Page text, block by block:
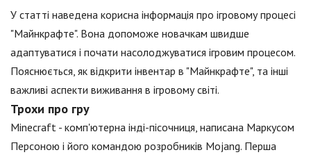
У статті наведена корисна інформація про ігровому процесі
"Майнкрафте". Вона допоможе новачкам швидше
адаптуватися і почати насолоджуватися ігровим процесом.
Пояснюється, як відкрити інвентар в "Майнкрафте", та інші
важливі аспекти виживання в ігровому світі.
Трохи про гру
Minecraft - комп'ютерна інді-пісочниця, написана Маркусом
Персоною і його командою розробників Mojang. Перша